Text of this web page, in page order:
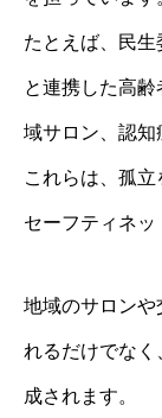
たとえば、民
と連携した高
域サロン、認知
これらは、孤
セーフティネッ
地域のサロンや
れるだけでな
成されます。